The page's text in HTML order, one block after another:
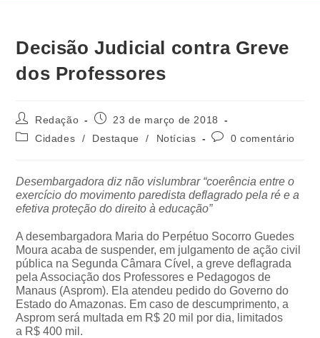
Decisão Judicial contra Greve
dos Professores
Redação
23 de março de 2018
Cidades
/ Destaque / Notícias 0 comentário
Desembargadora diz não vislumbrar “coerência entre o
exercício do movimento paredista deflagrado pela ré e a
efetiva proteção do direito à educação”
A desembargadora Maria do Perpétuo Socorro Guedes
Moura acaba de suspender, em julgamento de ação civil
pública na Segunda Câmara Cível, a greve deflagrada
pela Associação dos Professores e Pedagogos de
Manaus (Asprom). Ela atendeu pedido do Governo do
Estado do Amazonas. Em caso de descumprimento, a
Asprom será multada em R$ 20 mil por dia, limitados
a R$ 400 mil.